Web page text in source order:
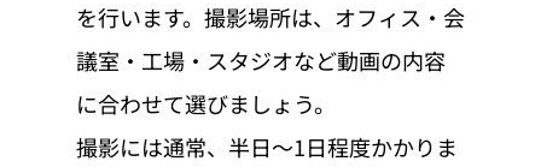
を行います。撮影場所は、オフィス・会
議室・工場・スタジオなど動画の内容
に合わせて選びましょう。
撮影には通常、半日〜1日程度かかりま